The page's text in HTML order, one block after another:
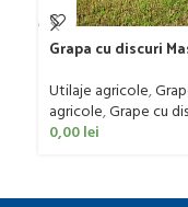
Grapa cu discuri
Utilaje agricole,
agricole,Grape cu
0,00lei